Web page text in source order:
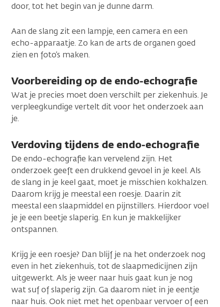
door, tot het begin van je dunne darm.
Aan de slang zit een lampje, een camera en een
echo-apparaatje. Zo kan de arts de organen goed
zien en foto’s maken.
Voorbereiding op de endo-echografie
Wat je precies moet doen verschilt per ziekenhuis. Je
verpleegkundige vertelt dit voor het onderzoek aan
je.
Verdoving tijdens de endo-echografie
De endo-echografie kan vervelend zijn. Het
onderzoek geeft een drukkend gevoel in je keel. Als
de slang in je keel gaat, moet je misschien kokhalzen.
Daarom krijg je meestal een roesje. Daarin zit
meestal een slaapmiddel en pijnstillers. Hierdoor voel
je je een beetje slaperig. En kun je makkelijker
ontspannen.
Krijg je een roesje? Dan blijf je na het onderzoek nog
even in het ziekenhuis, tot de slaapmedicijnen zijn
uitgewerkt. Als je weer naar huis gaat kun je nog
wat suf of slaperig zijn. Ga daarom niet in je eentje
naar huis. Ook niet met het openbaar vervoer of een